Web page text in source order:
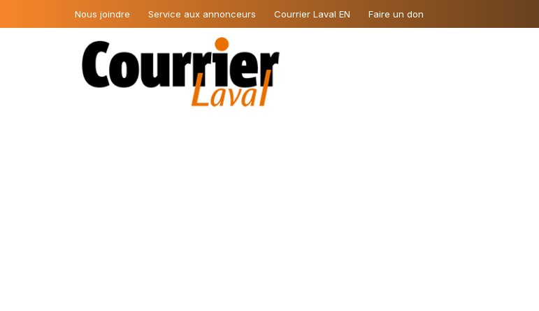
Nous joindre Service aux annonceurs Courrier Laval EN Faire un don